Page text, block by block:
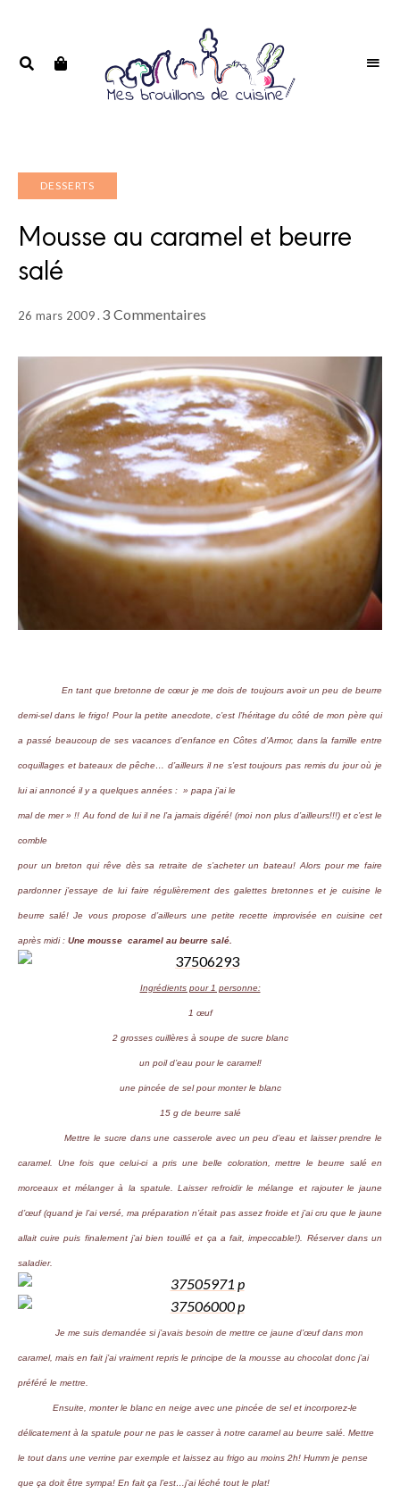
DESSERTS
Mousse au caramel et beurre
salé
26 mars 2009 3 Commentaires
En tant que bretonne de cœur je me dois de toujours avoir un peu de beurre
demi-sel dans le frigo! Pour la petite anecdote, c’est l’héritage du côté de mon père qui
a passé beaucoup de ses vacances d’enfance en Côtes d’Armor, dans la famille entre
coquillages et bateaux de pêche… d’ailleurs il ne s’est toujours pas remis du jour où je
lui ai annoncé il y a quelques années : » papa j’ai le
mal de mer » !! Au fond de lui il ne l’a jamais digéré! (moi non plus d’ailleurs!!!) et c’est le
comble
pour un breton qui rêve dès sa retraite de s’acheter un bateau! Alors pour me faire
pardonner j’essaye de lui faire régulièrement des galettes bretonnes et je cuisine le
beurre salé! Je vous propose d’ailleurs une petite recette improvisée en cuisine cet
après midi : Une mousse caramel au beurre salé.
Ingrédients pour 1 personne:
1 œuf
2 grosses cuillères à soupe de sucre blanc
un poil d’eau pour le caramel!
une pincée de sel pour monter le blanc
15 g de beurre salé
Mettre le sucre dans une casserole avec un peu d’eau et laisser prendre le
caramel. Une fois que celui-ci a pris une belle coloration, mettre le beurre salé en
morceaux et mélanger à la spatule. Laisser refroidir le mélange et rajouter le jaune
d’œuf (quand je l’ai versé, ma préparation n’était pas assez froide et j’ai cru que le jaune
allait cuire puis finalement j’ai bien touillé et ça a fait, impeccable!). Réserver dans un
saladier.
Je me suis demandée si j’avais besoin de mettre ce jaune d’œuf dans mon
caramel, mais en fait j’ai vraiment repris le principe de la mousse au chocolat donc j’ai
préféré le mettre.
Ensuite, monter le blanc en neige avec une pincée de sel et incorporez-le
délicatement à la spatule pour ne pas le casser à notre caramel au beurre salé. Mettre
le tout dans une verrine par exemple et laissez au frigo au moins 2h! Humm je pense
que ça doit être sympa! En fait ça l’est…j’ai léché tout le plat!